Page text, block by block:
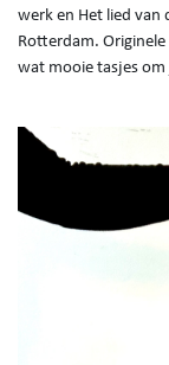
werk en Het lied van
Rotterdam.
wat mooie tasjes om